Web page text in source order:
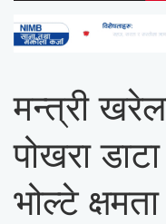
मन्त्री
पोखरा
भोल्टे